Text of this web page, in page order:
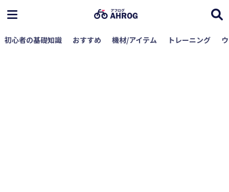
初心者の基礎知識 おすすめ 機材/アイテム トレーニング